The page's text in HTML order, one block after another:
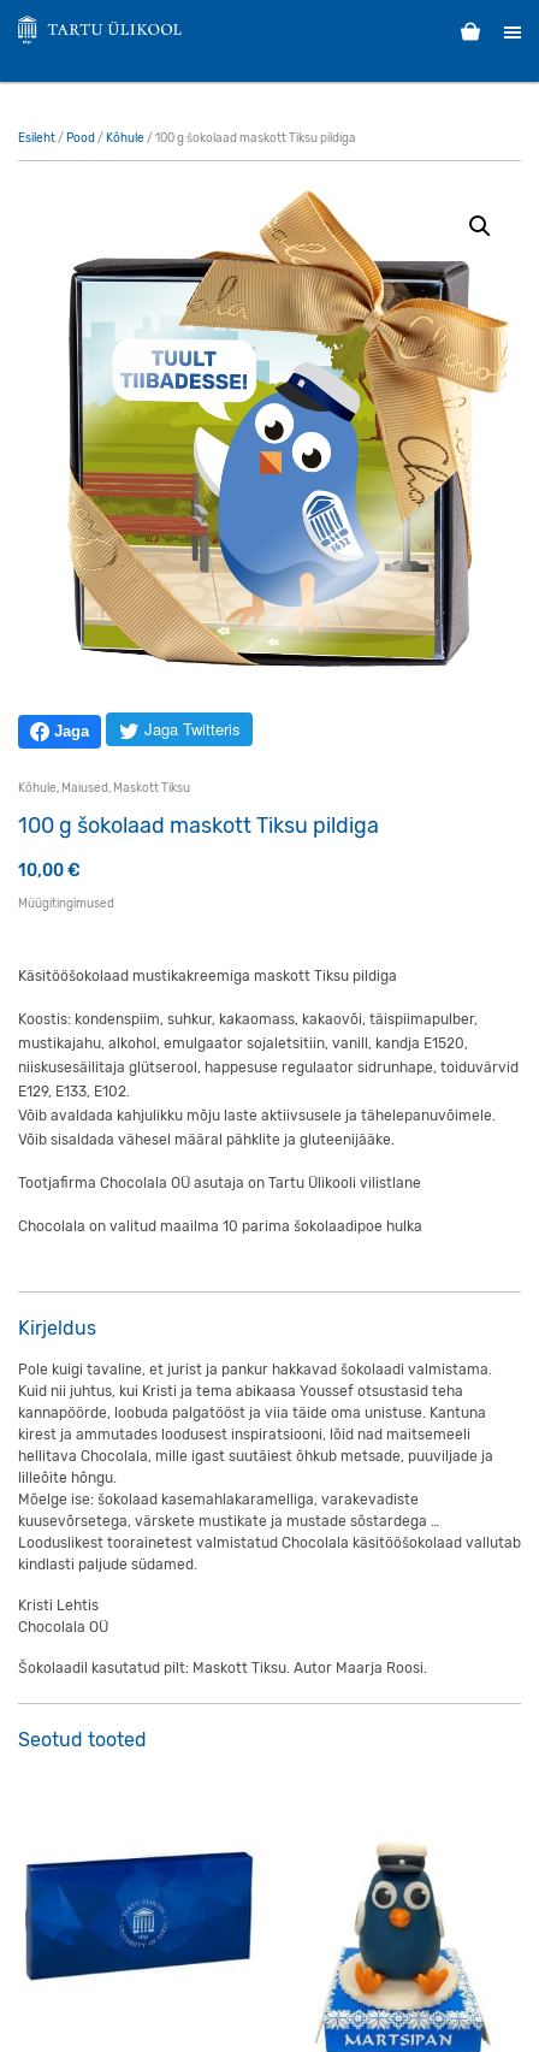
Esileht/ Pood / Kõhule / 100 g šokolaad maskott Tiksu pildiga
Jaga Jaga Twitteris
Kõhule, Maiused, Maskott Tiksu
100 g šokolaad maskott Tiksu pildiga
10,00€
Müügitingimused
Käsitööšokolaad mustikakreemiga maskott Tiksu pildiga
Koostis: kondenspiim, suhkur, kakaomass, kakaovõi, täispiimapulber,
mustikajahu, alkohol, emulgaator sojaletsitiin, vanill, kandja E1520,
niiskusesäilitaja glütserool, happesuse regulaator sidrunhape, toiduvärvid
E129, E133, E102.
Võib avaldada kahjulikku mõju laste aktiivsusele ja tähelepanuvõimele.
Võib sisaldada vähesel määral pähklite ja gluteenijääke.
Tootjafirma Chocolala OÜ asutaja on Tartu Ülikooli vilistlane
Chocolala on valitud maailma 10 parima šokolaadipoe hulka
Kirjeldus
Pole kuigi tavaline, et jurist ja pankur hakkavad šokolaadi valmistama.
Kuid nii juhtus, kui Kristi ja tema abikaasa Youssef otsustasid teha
kannapöörde, loobuda palgatööst ja viia täide oma unistuse. Kantuna
kirest ja ammutades loodusest inspiratsiooni, lõid nad maitsemeeli
hellitava Chocolala, mille igast suutäiest õhkub metsade, puuviljade ja
lilleõite hõngu.
Mõelge ise: šokolaad kasemahlakaramelliga, varakevadiste
kuusevõrsetega, värskete mustikate ja mustade sõstardega …
Looduslikest toorainetest valmistatud Chocolala käsitööšokolaad vallutab
kindlasti paljude südamed.
Kristi Lehtis
Chocolala OÜ
Šokolaadil kasutatud pilt: Maskott Tiksu. Autor Maarja Roosi.
Seotud tooted